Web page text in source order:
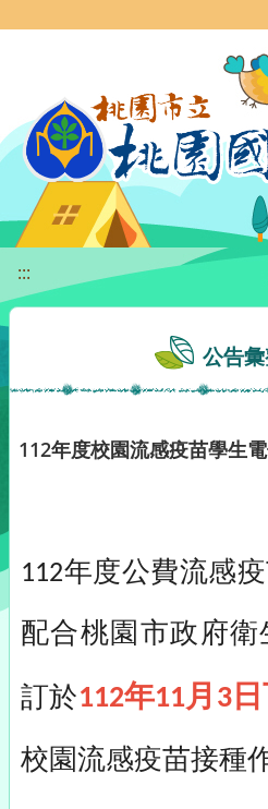
:::
公告
112年度校園流感疫苗學生
112年度公費流感
配合桃園市政府衛
訂於112年11月 3
校園流感疫苗接種